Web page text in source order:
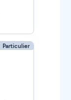
Particulier